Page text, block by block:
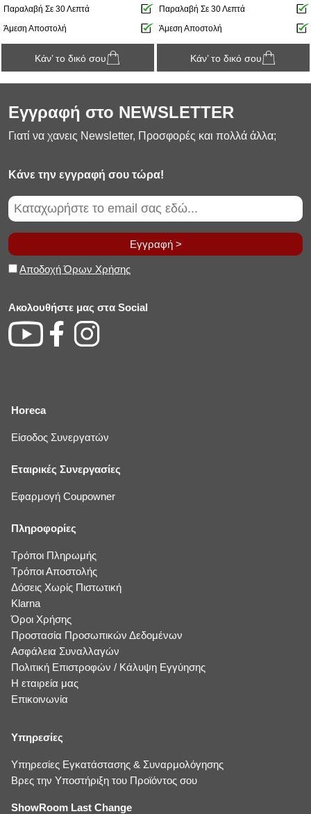
Παραλαβή Σε 30 Λεπτά
Άμεση Αποστολή
Κάν’ το δικό σου
Παραλαβή Σε 30 Λεπτά
Άμεση Αποστολή
Κάν’ το δικό σου
Εγγραφή στο NEWSLETTER
Γιατί να χανεις Newsletter, Προσφορές και πολλά άλλα;
Κάνε την εγγραφή σου τώρα!
Εγγραφή >
Αποδοχή Όρων Χρήσης
Ακολουθήστε μας στα Social
Horeca
Είσοδος Συνεργατών
Εταιρικές Συνεργασίες
Εφαρμογή Coupowner
Πληροφορίες
Τρόποι Πληρωμής
Τρόποι Αποστολής
Δόσεις Χωρίς Πιστωτική
Klarna
Όροι Χρήσης
Προστασία Προσωπικών Δεδομένων
Ασφάλεια Συναλλαγών
Πολιτική Επιστροφών / Κάλυψη Εγγύησης
Η εταιρεία μας
Επικοινωνία
Υπηρεσίες
Υπηρεσίες Εγκατάστασης & Συναρμολόγησης
Βρες την Υποστήριξη του Προϊόντος σου
ShowRoom Last Change